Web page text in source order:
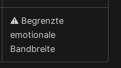
⚠️ Begrenzte
emotionale
Bandbreite